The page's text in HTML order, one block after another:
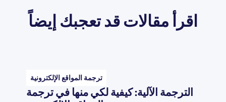
اقرأ مقالات قد تعجبك إيضاً
ترجمة المواقع الإلكترونية
الترجمة الآلية: كيفية لكي منها في ترجمة